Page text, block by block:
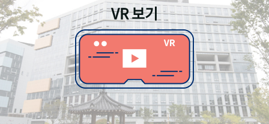
기록물 아카이브
사진 아카이브 문서 기록물 행정박물 영상 기록물
50 주년 기념
성과 50선 숫자로 보는 50년 50 +1주년 광장
세계와 함께 한 KIHASA
VR 보기